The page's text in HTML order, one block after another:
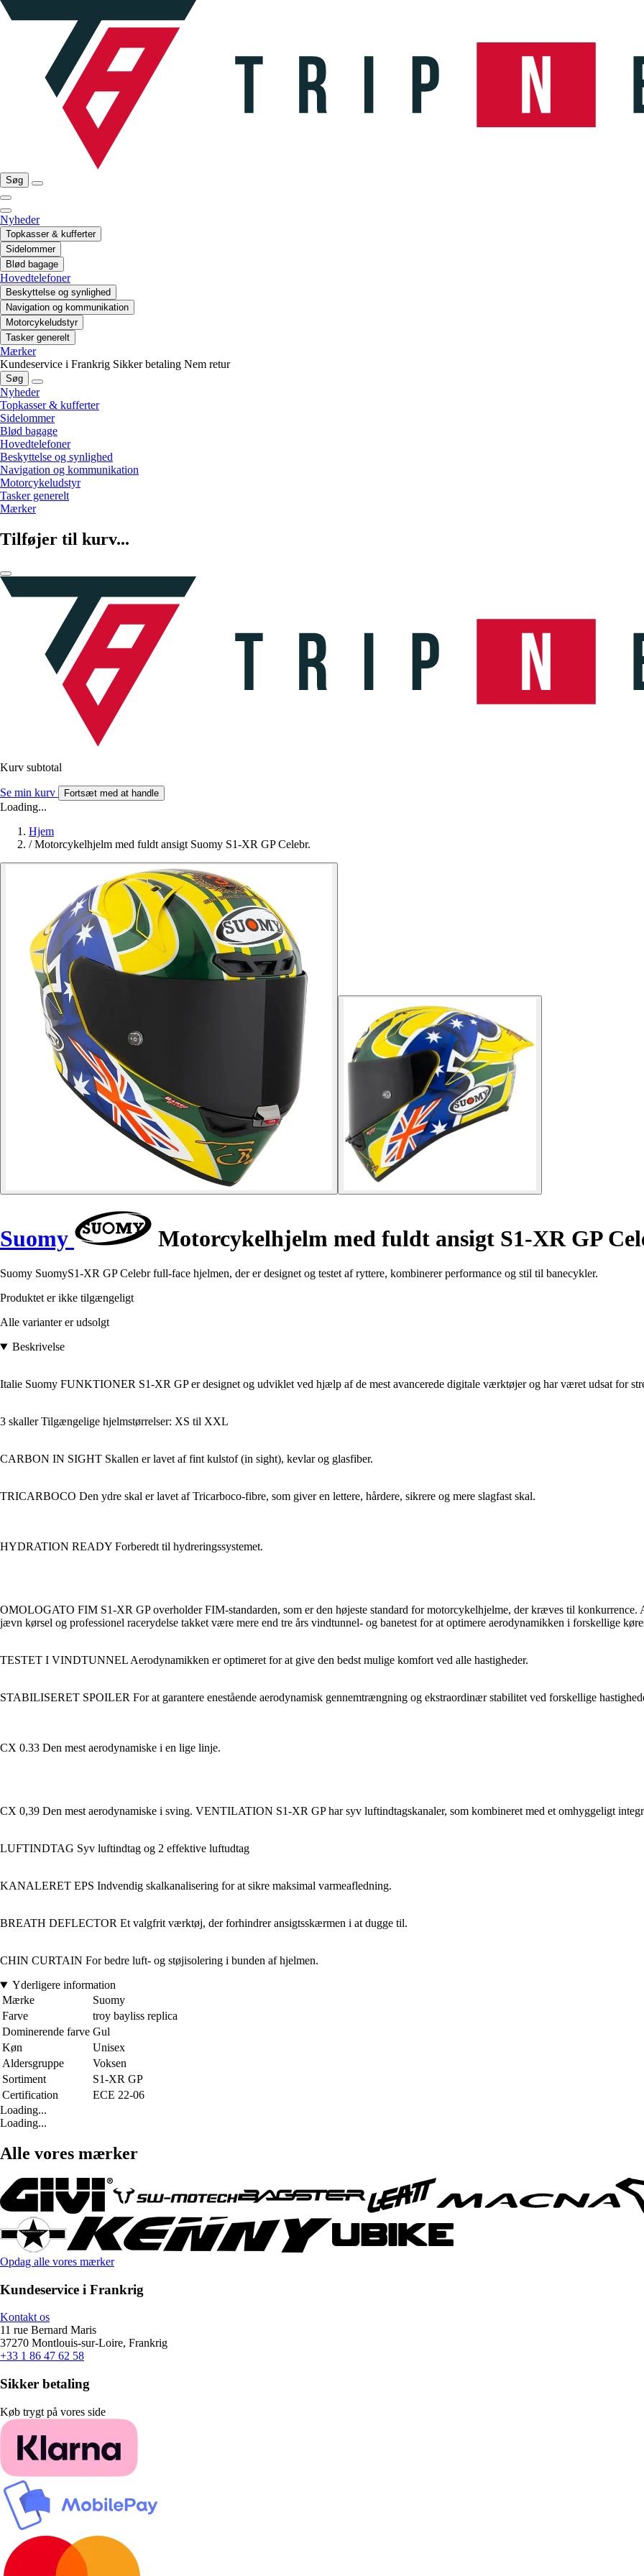
Søg
Nyheder
Topkasser & kufferter
Sidelommer
Blød bagage
Hovedtelefoner
Beskyttelse og synlighed
Navigation og kommunikation
Motorcykeludstyr
Tasker generelt
Mærker
Kundeservice i Frankrig Sikker betaling Nem retur
Søg
Nyheder
Topkasser & kufferter
Sidelommer
Blød bagage
Hovedtelefoner
Beskyttelse og synlighed
Navigation og kommunikation
Motorcykeludstyr
Tasker generelt
Mærker
Tilføjer til kurv...
Kurv subtotal
Se min kurv Fortsæt med at handle
Loading...
Hjem
/ Motorcykelhjelm med fuldt ansigt Suomy S1-XR GP Celebr.
Suomy Motorcykelhjelm med fuldt ansigt S1-XR GP
Suomy SuomyS1-XR GP Celebr full-face hjelmen, der er designet og testet af ryttere, kombinerer performance og stil til banecykler.
Produktet er ikke tilgængeligt
Alle varianter er udsolgt
Beskrivelse
Italie Suomy FUNKTIONER S1-XR GP er designet og udviklet ved hjælp af de mest avancerede digitale værktøjer og har været udsat for
3 skaller Tilgængelige hjelmstørrelser: XS til XXL
CARBON IN SIGHT Skallen er lavet af fint kulstof (in sight), kevlar og glasfiber.
TRICARBOCO Den ydre skal er lavet af Tricarboco-fibre, som giver en lettere, hårdere, sikrere og mere slagfast skal.
HYDRATION READY Forberedt til hydreringssystemet.
OMOLOGATO FIM S1-XR GP overholder FIM-standarden, som er den højeste standard for motorcykelhjelme, der kræves til
jævn kørsel og professionel racerydelse takket være mere end tre års vindtunnel- og banetest for at optimere aerodynamikken i forskellige
TESTET I VINDTUNNEL Aerodynamikken er optimeret for at give den bedst mulige komfort ved alle hastigheder.
STABILISERET SPOILER For at garantere enestående aerodynamisk gennemtrængning og ekstraordinær stabilitet ved forskellige
CX 0.33 Den mest aerodynamiske i en lige linje.
CX 0,39 Den mest aerodynamiske i sving. VENTILATION S1-XR GP har syv luftindtagskanaler, som kombineret med et omhyggeligt
LUFTINDTAG Syv luftindtag og 2 effektive luftudtag
KANALERET EPS Indvendig skalkanalisering for at sikre maksimal varmeafledning.
BREATH DEFLECTOR Et valgfrit værktøj, der forhindrer ansigtsskærmen i at dugge til.
CHIN CURTAIN For bedre luft- og støjisolering i bunden af hjelmen.
Yderligere information
Mærke
Suomy
Farve
troy bayliss replica
Dominerende farve Gul
Køn
Unisex
Aldersgruppe
Voksen
Sortiment
S1-XR GP
Certification
ECE 22-06
Loading...
Loading...
Alle vores mærker
Opdag alle vores mærker
Kundeservice i Frankrig
Kontakt os
11 rue Bernard Maris
37270 Montlouis-sur-Loire, Frankrig
+33 1 86 47 62 58
Sikker betaling
Køb trygt på vores side